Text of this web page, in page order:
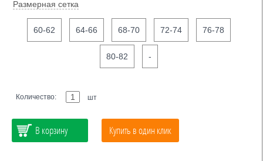
Размерная сетка
60-62 64-66 68-70 72-74 76-78
80-82 -
Количество: шт
В корзину Купить в один клик